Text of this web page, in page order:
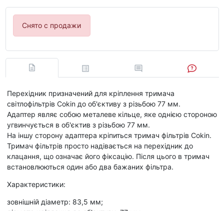
Снято с продажи
Перехідник призначений для кріплення тримача
світлофільтрів Cokin до об'єктиву з різьбою 77 мм.
Адаптер являє собою металеве кільце, яке однією стороною
угвинчується в об'єктив з різьбою 77 мм.
На іншу сторону адаптера кріпиться тримач фільтрів Cokin.
Тримач фільтрів просто надівається на перехідник до
клацання, що означає його фіксацію. Після цього в тримач
встановлюються один або два бажаних фільтра.
Характеристики:
зовнішній діаметр: 83,5 мм;